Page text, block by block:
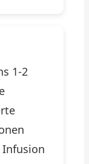
1-2
Infusion